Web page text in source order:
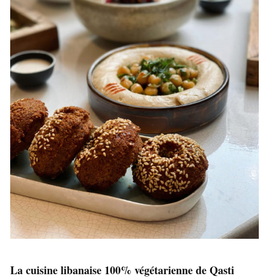
La cuisine libanaise 100% végétarienne de Qasti